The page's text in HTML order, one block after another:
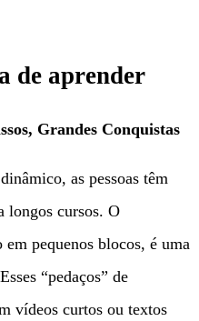
de aprender
Grandes Conquistas
as pessoas têm
longos cursos. O
pequenos blocos, é uma
“pedaços” de
vídeos curtos ou textos